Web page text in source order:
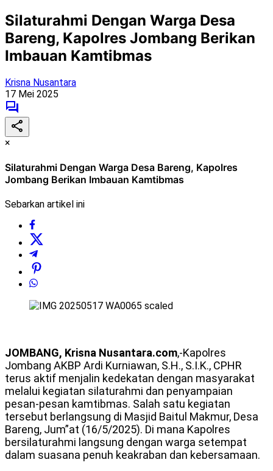
Silaturahmi Dengan Warga Desa
Bareng, Kapolres Jombang Berikan
Imbauan Kamtibmas
Krisna Nusantara
17 Mei 2025
×
Silaturahmi Dengan Warga Desa Bareng, Kapolres
Jombang Berikan Imbauan Kamtibmas
Sebarkan artikel ini
JOMBANG, Krisna Nusantara.com,-Kapolres
Jombang AKBP Ardi Kurniawan, S.H., S.I.K., CPHR
terus aktif menjalin kedekatan dengan masyarakat
melalui kegiatan silaturahmi dan penyampaian
pesan-pesan kamtibmas. Salah satu kegiatan
tersebut berlangsung di Masjid Baitul Makmur, Desa
Bareng, Jum”at (16/5/2025). Di mana Kapolres
bersilaturahmi langsung dengan warga setempat
dalam suasana penuh keakraban dan kebersamaan.